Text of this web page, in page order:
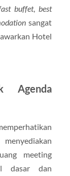
buffet, best
sangat
Hotel
Agenda
meeting
dasar dan